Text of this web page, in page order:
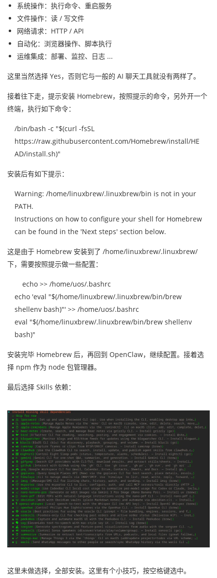
系统操作：执行命令、重启服务
文件操作：读 / 写文件
网络请求：HTTP / API
自动化：浏览器操作、脚本执行
运维集成：部署、监控、日志 ...
这里当然选择 Yes，否则它与一般的 AI 聊天工具就没有两样了。
接着往下走，提示安装 Homebrew，按照提示的命令，另外开一个
终端，执行如下命令：
/bin/bash -c "$(curl -fsSL
https://raw.githubusercontent.com/Homebrew/install/HE
AD/install.sh)"
安装后有如下提示：
Warning: /home/linuxbrew/.linuxbrew/bin is not in your
PATH.
Instructions on how to configure your shell for Homebrew
can be found in the 'Next steps' section below.
这是由于 Homebrew 安装到了 /home/linuxbrew/.linuxbrew/
下，需要按照提示做一些配置：
echo >> /home/uos/.bashrc
echo 'eval "$(/home/linuxbrew/.linuxbrew/bin/brew
shellenv bash)"' >> /home/uos/.bashrc
eval "$(/home/linuxbrew/.linuxbrew/bin/brew shellenv
bash)"
安装完毕 Homebrew 后，再回到 OpenClaw，继续配置。接着选
择 npm 作为 node 包管理器。
最后选择 Skills 依赖：
这里未做选择，全部安装。这里有个小技巧，按空格键选中。